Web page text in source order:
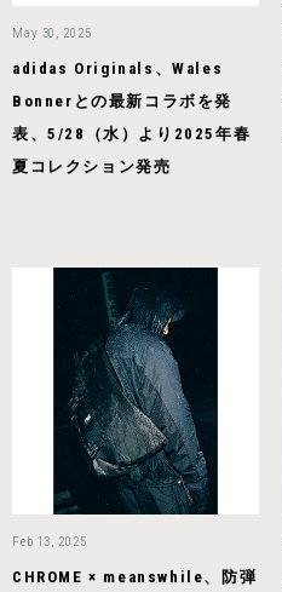
May 30, 2025
adidas Originals、Wales
Bonnerとの最新コラボを発
表、5/28（水）より2025年春
夏コレクション発売
Feb 13, 2025
CHROME × meanswhile、防弾